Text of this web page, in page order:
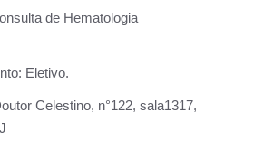
de Hematologia
Eletivo.
Celestino, n°122, sala1317,